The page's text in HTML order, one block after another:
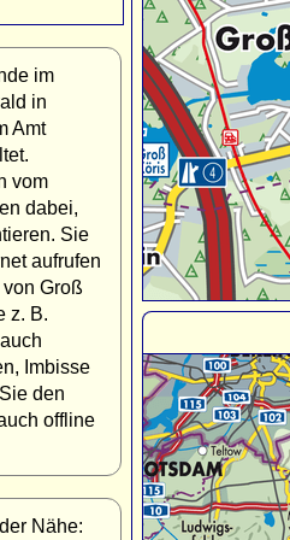
im
in
Amt
vom
dabei,
Sie
aufrufen
Groß
z. B.
Imbisse
den
offline
Nähe: